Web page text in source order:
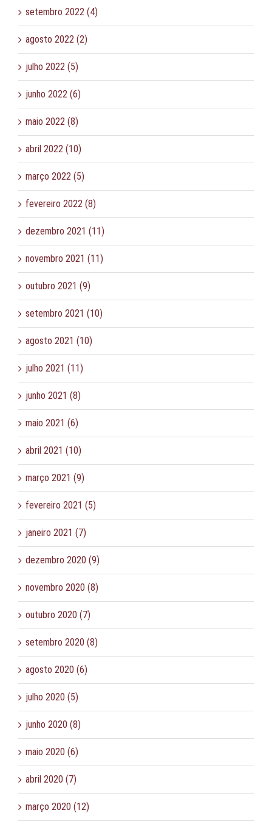
setembro 2022 (4)
agosto 2022 (2)
julho 2022 (5)
junho 2022 (6)
maio 2022 (8)
abril 2022 (10)
março 2022 (5)
fevereiro 2022 (8)
dezembro 2021 (11)
novembro 2021 (11)
outubro 2021 (9)
setembro 2021 (10)
agosto 2021 (10)
julho 2021 (11)
junho 2021 (8)
maio 2021 (6)
abril 2021 (10)
março 2021 (9)
fevereiro 2021 (5)
janeiro 2021 (7)
dezembro 2020 (9)
novembro 2020 (8)
outubro 2020 (7)
setembro 2020 (8)
agosto 2020 (6)
julho 2020 (5)
junho 2020 (8)
maio 2020 (6)
abril 2020 (7)
março 2020 (12)